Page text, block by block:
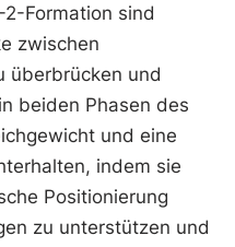
Formation sind
zwischen
überbrücken und
beiden Phasen des
und eine
indem sie
Positionierung
zu unterstützen und